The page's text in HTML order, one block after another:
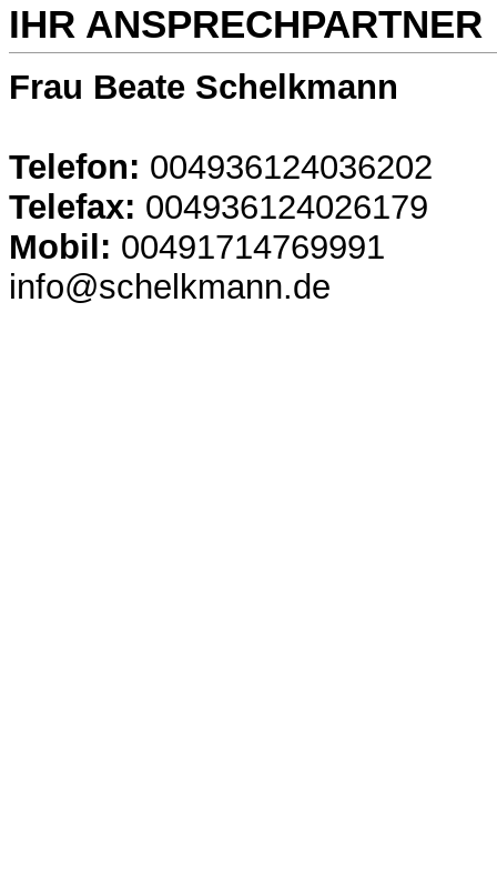
IHR ANSPRECHPARTNER
Frau Beate Schelkmann
Telefon: 004936124036202
Telefax: 004936124026179
Mobil: 00491714769991
info@schelkmann.de